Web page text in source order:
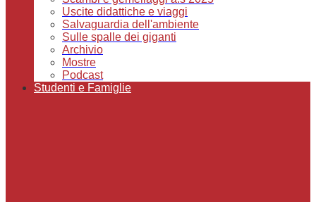
Uscite didattiche e viaggi
Salvaguardia dell'ambiente
Sulle spalle dei giganti
Archivio
Mostre
Podcast
Studenti e Famiglie